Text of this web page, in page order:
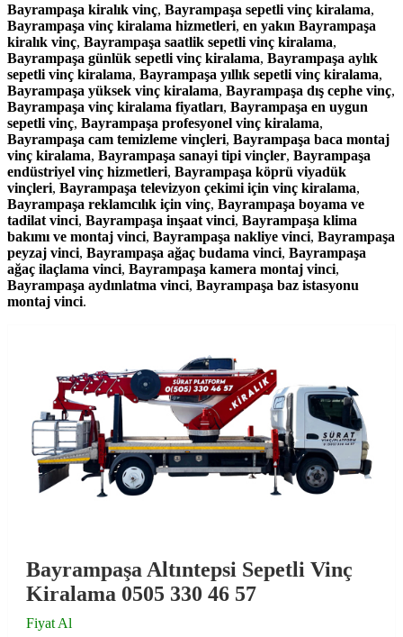
Bayrampaşa kiralık vinç, Bayrampaşa sepetli vinç kiralama,
Bayrampaşa vinç kiralama hizmetleri, en yakın Bayrampaşa
kiralık vinç, Bayrampaşa saatlik sepetli vinç kiralama,
Bayrampaşa günlük sepetli vinç kiralama, Bayrampaşa aylık
sepetli vinç kiralama, Bayrampaşa yıllık sepetli vinç kiralama,
Bayrampaşa yüksek vinç kiralama, Bayrampaşa dış cephe vinç,
Bayrampaşa vinç kiralama fiyatları, Bayrampaşa en uygun
sepetli vinç, Bayrampaşa profesyonel vinç kiralama,
Bayrampaşa cam temizleme vinçleri, Bayrampaşa baca montaj
vinç kiralama, Bayrampaşa sanayi tipi vinçler, Bayrampaşa
endüstriyel vinç hizmetleri, Bayrampaşa köprü viyadük
vinçleri, Bayrampaşa televizyon çekimi için vinç kiralama,
Bayrampaşa reklamcılık için vinç, Bayrampaşa boyama ve
tadilat vinci, Bayrampaşa inşaat vinci, Bayrampaşa klima
bakımı ve montaj vinci, Bayrampaşa nakliye vinci, Bayrampaşa
peyzaj vinci, Bayrampaşa ağaç budama vinci, Bayrampaşa
ağaç ilaçlama vinci, Bayrampaşa kamera montaj vinci,
Bayrampaşa aydınlatma vinci, Bayrampaşa baz istasyonu
montaj vinci.
Bayrampaşa Altıntepsi Sepetli Vinç
Kiralama 0505 330 46 57
Fiyat Al